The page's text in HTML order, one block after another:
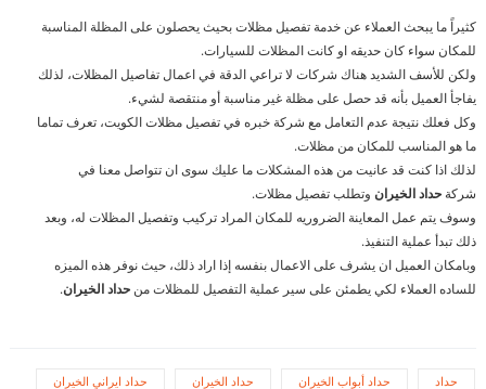
كثيراً ما يبحث العملاء عن خدمة تفصيل مظلات بحيث يحصلون على المظلة المناسبة
للمكان سواء كان حديقه او كانت المظلات للسيارات.
ولكن للأسف الشديد هناك شركات لا تراعي الدقة في اعمال تفاصيل المظلات، لذلك
يفاجأ العميل بأنه قد حصل على مظلة غير مناسبة أو منتقصة لشيء.
وكل فعلك نتيجة عدم التعامل مع شركة خبره في تفصيل مظلات الكويت، تعرف تماما
ما هو المناسب للمكان من مظلات.
لذلك اذا كنت قد عانيت من هذه المشكلات ما عليك سوى ان تتواصل معنا في
شركة حداد الخيران وتطلب تفصيل مظلات.
وسوف يتم عمل المعاينة الضروريه للمكان المراد تركيب وتفصيل المظلات له، وبعد
ذلك تبدأ عملية التنفيذ.
وبامكان العميل ان يشرف على الاعمال بنفسه إذا اراد ذلك، حيث نوفر هذه الميزه
للساده العملاء لكي يطمئن على سير عملية التفصيل للمظلات من حداد الخيران.
حداد حداد أبواب الخيران حداد الخيران حداد ايراني الخيران